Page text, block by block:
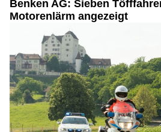
Benken AG: Sieben
Motorenlärm angezeigt